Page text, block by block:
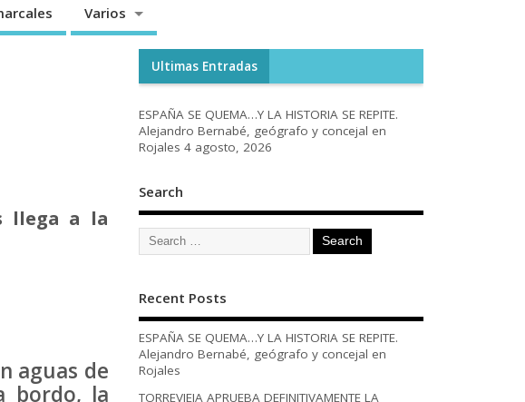
Varios
llega a la
aguas de
bordo, la
Ultimas Entradas
ESPAÑA SE QUEMA…Y LA HISTORIA SE REPITE.
Alejandro Bernabé, geógrafo y concejal en
Rojales 4 agosto, 2026
Search
Recent Posts
ESPAÑA SE QUEMA…Y LA HISTORIA SE REPITE.
Alejandro Bernabé, geógrafo y concejal en
Rojales
TORREVIEJA APRUEBA DEFINITIVAMENTE LA